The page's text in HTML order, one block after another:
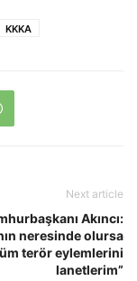
KKKA
Next article
Akıncı:
neresinde olursa
terör eylemlerini
lanetlerim”